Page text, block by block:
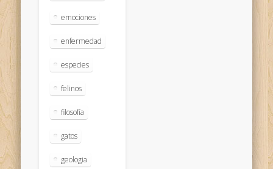
emociones
enfermedad
especies
felinos
filosofía
gatos
geologia